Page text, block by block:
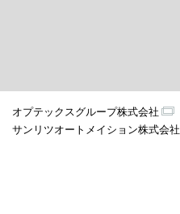
オプテックスグループ株式会社
サンリツオートメイション株式会社